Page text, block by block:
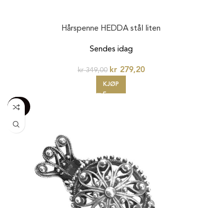
Hårspenne HEDDA stål liten
Sendes idag
kr349,00 kr 279,20
KJØP
-100%
20%